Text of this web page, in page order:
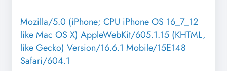
Mozilla/5.0 (iPhone; CPU iPhone OS 16_7_12
like Mac OS X) AppleWebKit/605.1.15 (KHTML,
like Gecko) Version/16.6.1 Mobile/15E148
Safari/604.1